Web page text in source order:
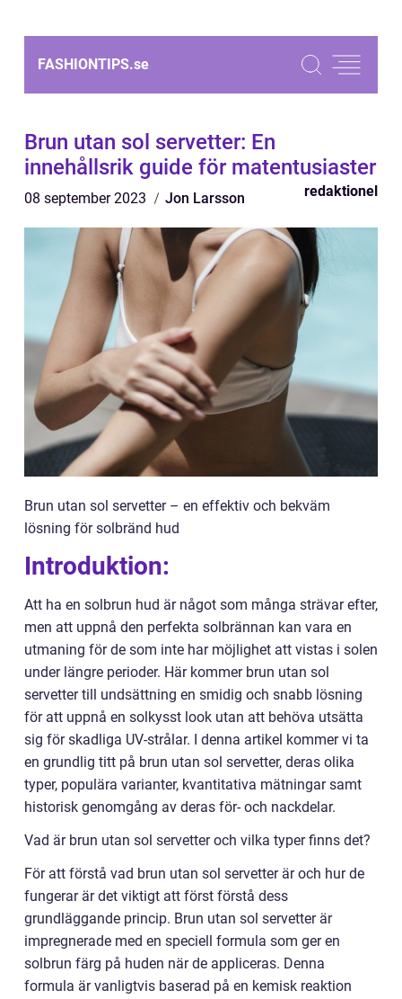
FASHIONTIPS.se
Brun utan sol servetter: En
innehållsrik guide för matentusiaster
08 september 2023 Jon Larsson redaktionel
Brun utan sol servetter – en effektiv och bekväm
lösning för solbränd hud
Introduktion:
Att ha en solbrun hud är något som många strävar efter,
men att uppnå den perfekta solbrännan kan vara en
utmaning för de som inte har möjlighet att vistas i solen
under längre perioder. Här kommer brun utan sol
servetter till undsättning en smidig och snabb lösning
för att uppnå en solkysst look utan att behöva utsätta
sig för skadliga UV-strålar. I denna artikel kommer vi ta
en grundlig titt på brun utan sol servetter, deras olika
typer, populära varianter, kvantitativa mätningar samt
historisk genomgång av deras för- och nackdelar.
Vad är brun utan sol servetter och vilka typer finns det?
För att förstå vad brun utan sol servetter är och hur de
fungerar är det viktigt att först förstå dess
grundläggande princip. Brun utan sol servetter är
impregnerade med en speciell formula som ger en
solbrun färg på huden när de appliceras. Denna
formula är vanligtvis baserad på en kemisk reaktion